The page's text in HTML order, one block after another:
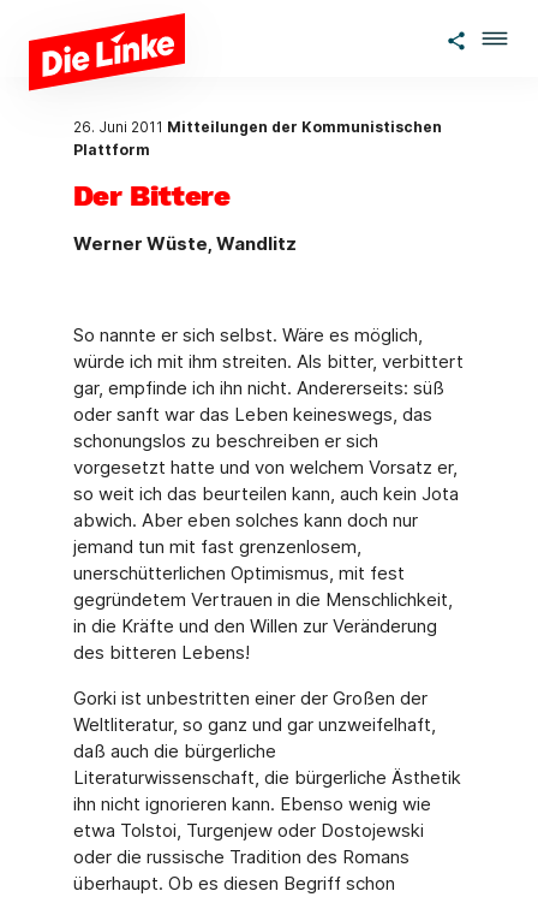
Zum Hauptinhalt springen
26. Juni 2011 Mitteilungen der Kommunistischen
Plattform
Der Bittere
Werner Wüste, Wandlitz
So nannte er sich selbst. Wäre es möglich,
würde ich mit ihm streiten. Als bitter, verbittert
gar, empfinde ich ihn nicht. Andererseits: süß
oder sanft war das Leben keineswegs, das
schonungslos zu beschreiben er sich
vorgesetzt hatte und von welchem Vorsatz er,
so weit ich das beurteilen kann, auch kein Jota
abwich. Aber eben solches kann doch nur
jemand tun mit fast grenzenlosem,
unerschütterlichen Optimismus, mit fest
gegründetem Vertrauen in die Menschlichkeit,
in die Kräfte und den Willen zur Veränderung
des bitteren Lebens!
Gorki ist unbestritten einer der Großen der
Weltliteratur, so ganz und gar unzweifelhaft,
daß auch die bürgerliche
Literaturwissenschaft, die bürgerliche Ästhetik
ihn nicht ignorieren kann. Ebenso wenig wie
etwa Tolstoi, Turgenjew oder Dostojewski
oder die russische Tradition des Romans
überhaupt. Ob es diesen Begriff schon